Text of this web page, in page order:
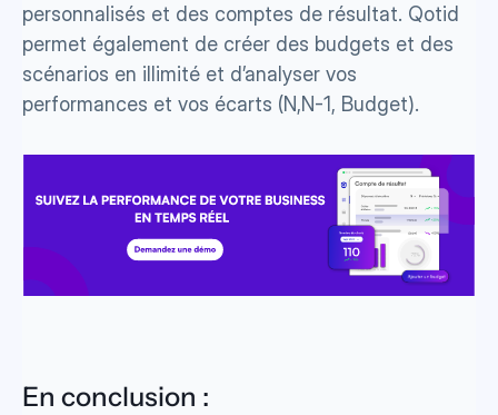
personnalisés et des comptes de résultat. Qotid
permet également de créer des budgets et des
scénarios en illimité et d’analyser vos
performances et vos écarts (N,N-1, Budget).
En conclusion :